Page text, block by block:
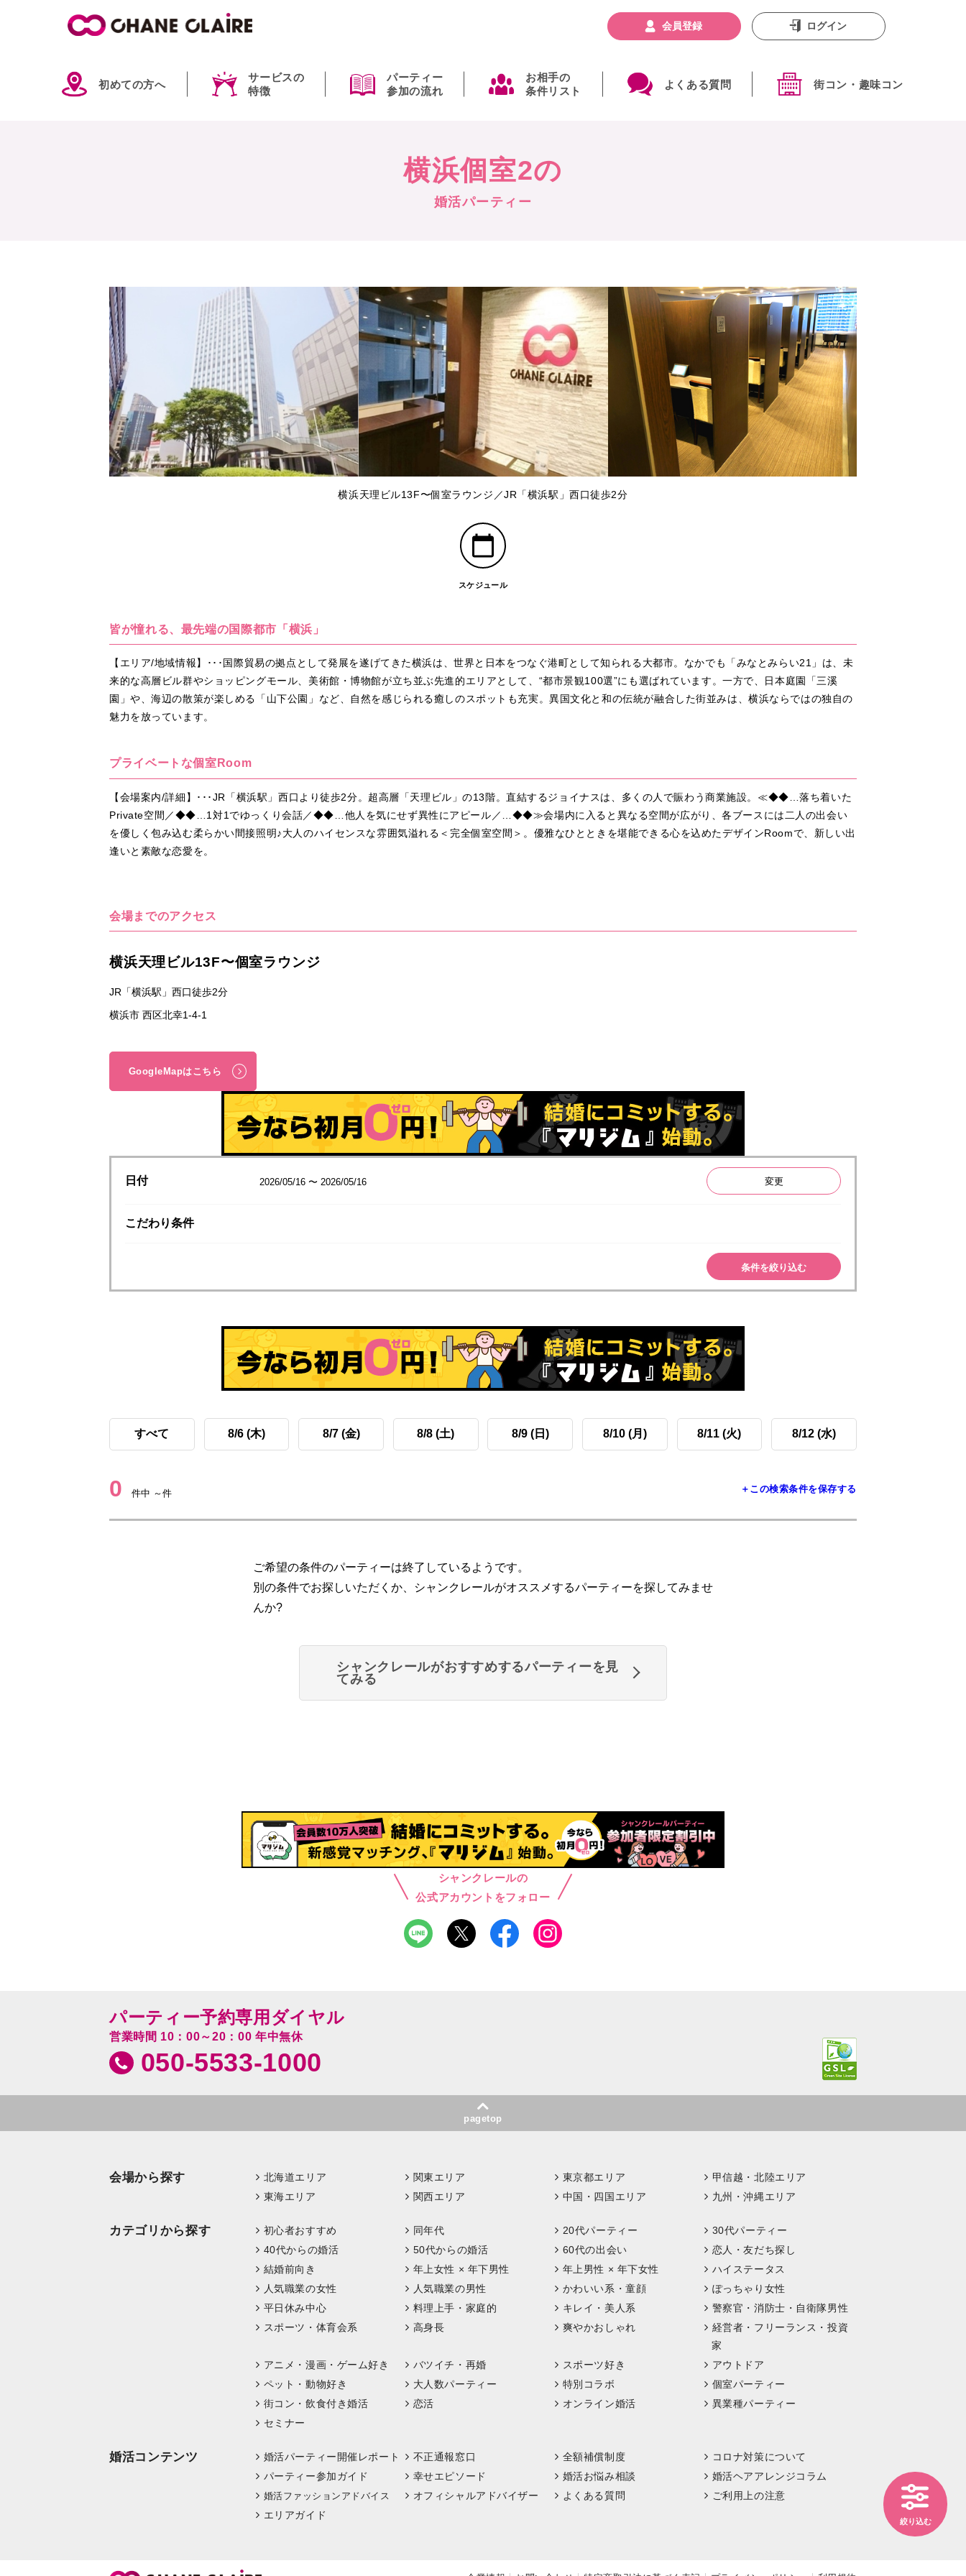
初めての方へ
サービスの
特徴
パーティー
参加の流れ
お相手の
条件リスト
よくある質問 街コン・趣味コン
会員登録 ログイン
横浜個室2の
婚活パーティー
横浜天理ビル13F〜個室ラウンジ／JR「横浜駅」西口徒歩2分
スケジュール
皆が憧れる、最先端の国際都市「横浜」
【エリア/地域情報】･･･国際貿易の拠点として発展を遂げてきた横浜は、世界と日本をつなぐ港町として知られる大都市。なかでも「みなとみらい21」は、未
来的な高層ビル群やショッピングモール、美術館・博物館が立ち並ぶ先進的エリアとして、“都市景観100選”にも選ばれています。一方で、日本庭園「三溪
園」や、海辺の散策が楽しめる「山下公園」など、自然を感じられる癒しのスポットも充実。異国文化と和の伝統が融合した街並みは、横浜ならではの独自の
魅力を放っています。
プライベートな個室Room
【会場案内/詳細】･･･JR「横浜駅」西口より徒歩2分。超高層「天理ビル」の13階。直結するジョイナスは、多くの人で賑わう商業施設。≪◆◆…落ち着いた
Private空間／◆◆…1対1でゆっくり会話／◆◆…他人を気にせず異性にアピール／…◆◆≫会場内に入ると異なる空間が広がり、各ブースには二人の出会い
を優しく包み込む柔らかい間接照明♪大人のハイセンスな雰囲気溢れる＜完全個室空間＞。優雅なひとときを堪能できる心を込めたデザインRoomで、新しい出
逢いと素敵な恋愛を。
会場までのアクセス
横浜天理ビル13F〜個室ラウンジ
JR「横浜駅」西口徒歩2分
横浜市 西区北幸1-4-1
GoogleMapはこちら
日付 2026/05/16 〜 2026/05/16 変更
こだわり条件
条件を絞り込む
すべて 8/6 (木) 8/7 (金) 8/8 (土) 8/9 (日) 8/10 (月) 8/11 (火) 8/12 (水)
0 件中 ～件 ＋この検索条件を保存する
ご希望の条件のパーティーは終了しているようです。
別の条件でお探しいただくか、シャンクレールがオススメするパーティーを探してみませ
んか?
シャンクレールがおすすめするパーティーを見
てみる
シャンクレールの
公式アカウントをフォロー
絞り込む
パーティー予約専用ダイヤル
営業時間 10：00～20：00 年中無休
050-5533-1000
pagetop
会場から探す 北海道エリア 関東エリア 東京都エリア
甲信越・北陸エリア
東海エリア
関西エリア 中国・四国エリア 九州・沖縄エリア
カテゴリから探す 初心者おすすめ 同年代 20代パーティー
30代パーティー
40代からの婚活
50代からの婚活 60代の出会い
恋人・友だち探し
結婚前向き
年上女性 × 年下男性 年上男性 × 年下女性
ハイステータス
人気職業の女性
人気職業の男性 かわいい系・童顔
ぽっちゃり女性
平日休み中心
料理上手・家庭的 キレイ・美人系
警察官・消防士・自衛隊男性
スポーツ・体育会系
高身長 爽やかおしゃれ
経営者・フリーランス・投資
家
アニメ・漫画・ゲーム好き
バツイチ・再婚 スポーツ好き
アウトドア
ペット・動物好き
大人数パーティー 特別コラボ
個室パーティー
街コン・飲食付き婚活
恋活 オンライン婚活
異業種パーティー
セミナー
婚活コンテンツ 婚活パーティー開催レポート 不正通報窓口 全額補償制度
コロナ対策について
パーティー参加ガイド
幸せエピソード 婚活お悩み相談 婚活ヘアアレンジコラム
婚活ファッションアドバイス オフィシャルアドバイザー よくある質問
ご利用上の注意
エリアガイド